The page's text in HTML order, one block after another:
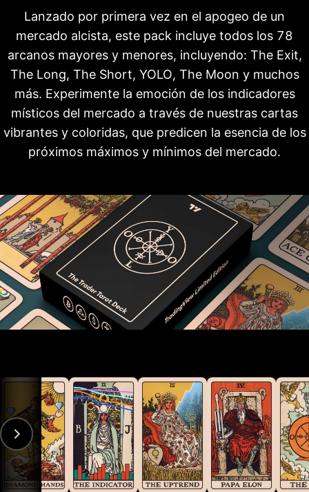
Lanzado por primera vez en el apogeo de un
mercado alcista, este pack incluye todos los 78
arcanos mayores y menores, incluyendo: The Exit,
The Long, The Short, YOLO, The Moon y muchos
más. Experimente la emoción de los indicadores
místicos del mercado a través de nuestras cartas
vibrantes y coloridas, que predicen la esencia de los
próximos máximos y mínimos del mercado.